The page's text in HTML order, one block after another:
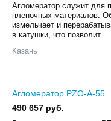
Агломератор служит для
пленочных материалов.
измельчает и
в катушки, что позволит...
Казань
Агломератор PZO-А-55
490 657 руб.